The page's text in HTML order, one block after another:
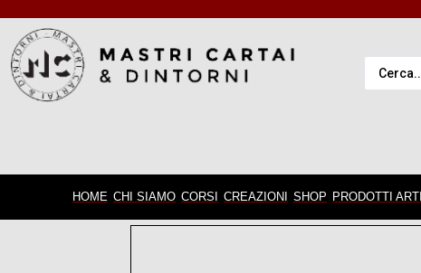
HOME CHI SIAMO CORSI CREAZIONI SHOP PRODOTTI